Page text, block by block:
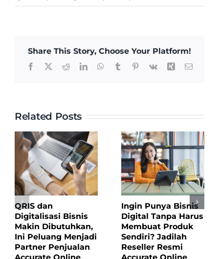
Freelance
Online,
Peluang
Bisnis
Share This Story, Choose Your Platform!
Facebook
X RedditLinkedInWhatsApp
TumblrPinterest
Vk Xing Email
Related Posts
QRIS dan
Digitalisasi Bisnis
Makin Dibutuhkan,
Ini Peluang Menjadi
Partner Penjualan
Accurate Online
Ingin Punya Bisnis
Digital Tanpa Harus
Membuat Produk
Sendiri? Jadilah
Reseller Resmi
Accurate Online